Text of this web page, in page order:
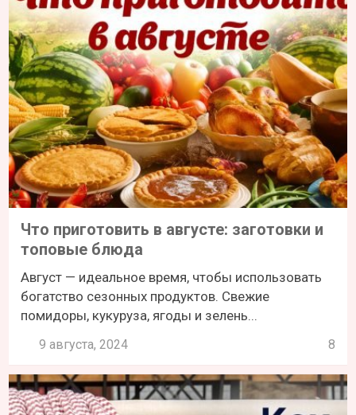
Что приготовить в августе: заготовки и
топовые блюда
Август — идеальное время, чтобы использовать
богатство сезонных продуктов. Свежие
помидоры, кукуруза, ягоды и зелень...
9 августа, 2024 8